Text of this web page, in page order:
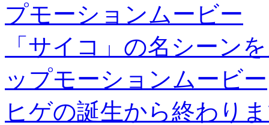
プモーションムービー
「サイコ」の名シーン
ップモーションムービー
ヒゲの誕生から終わり